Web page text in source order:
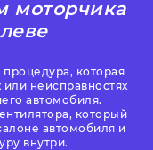
моторчика
которая
неисправностях
автомобиля.
который
автомобиля и
внутри.